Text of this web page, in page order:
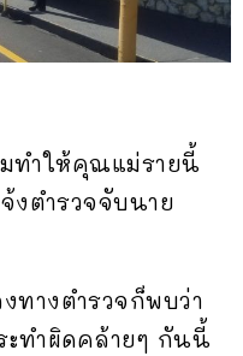
ทำให้คุณแม่รายนี้
งตำรวจจับนาย
ทางตำรวจก็พบว่า
ะทำผิดคล้ายๆ กันนี้